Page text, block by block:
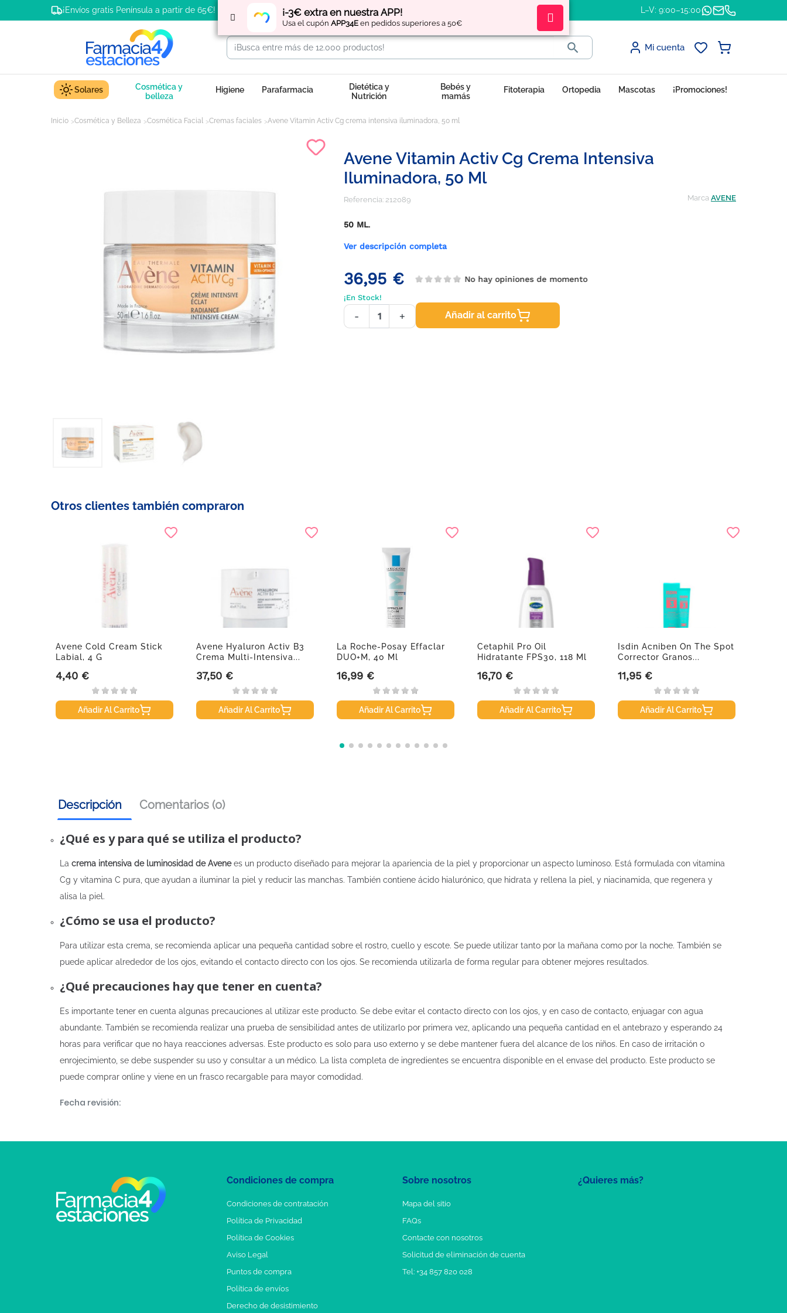
¡-3€ extra en nuestra APP!
Usa el cupón APP34E en pedidos superiores a 50€
¡Envíos gratis Península a partir de 65€! Regístratey obtén L–V: 9:00–15:00
 Mi cuenta
Solares
Cosmética y
belleza
Higiene Parafarmacia
Dietética y
Nutrición
Bebés y
mamás
Fitoterapia Ortopedia Mascotas ¡Promociones!
Inicio Cosmética y Belleza Cosmética Facial Cremas faciales Avene Vitamin Activ Cg crema intensiva iluminadora, 50 ml
Avene Vitamin Activ Cg Crema Intensiva
Iluminadora, 50 Ml
Referencia: 212089 Marca AVENE
50 ML.
Ver descripción completa
36,95 € No hay opiniones de momento
¡En Stock!
- + Añadir al carrito
Otros clientes también compraron
Avene Cold Cream Stick
Labial, 4 G
Precio
4,40 €
Añadir Al Carrito
Avene Hyaluron Activ B3
Crema Multi-Intensiva...
Precio
37,50 €
Añadir Al Carrito
La Roche-Posay Effaclar
DUO+M, 40 Ml
Precio
16,99 €
Añadir Al Carrito
Cetaphil Pro Oil
Hidratante FPS30, 118 Ml
Precio
16,70 €
Añadir Al Carrito
Isdin Acniben On The Spot
Corrector Granos...
Precio
11,95 €
Añadir Al Carrito
Descripción Comentarios (0)
¿Qué es y para qué se utiliza el producto?
La crema intensiva de luminosidad de Avenees un producto diseñado para mejorar la apariencia de la piel y proporcionar un aspecto luminoso. Está formulada con vitamina
Cg y vitamina C pura, que ayudan a iluminar la piel y reducir las manchas. También contiene ácido hialurónico, que hidrata y rellena la piel, y niacinamida, que regenera y
alisa la piel.
¿Cómo se usa el producto?
Para utilizar esta crema, se recomienda aplicar una pequeña cantidad sobre el rostro, cuello y escote. Se puede utilizar tanto por la mañana como por la noche. También se
puede aplicar alrededor de los ojos, evitando el contacto directo con los ojos. Se recomienda utilizarla de forma regular para obtener mejores resultados.
¿Qué precauciones hay que tener en cuenta?
Es importante tener en cuenta algunas precauciones al utilizar este producto. Se debe evitar el contacto directo con los ojos, y en caso de contacto, enjuagar con agua
abundante. También se recomienda realizar una prueba de sensibilidad antes de utilizarlo por primera vez, aplicando una pequeña cantidad en el antebrazo y esperando 24
horas para verificar que no haya reacciones adversas. Este producto es solo para uso externo y se debe mantener fuera del alcance de los niños. En caso de irritación o
enrojecimiento, se debe suspender su uso y consultar a un médico. La lista completa de ingredientes se encuentra disponible en el envase del producto. Este producto se
puede comprar online y viene en un frasco recargable para mayor comodidad.
Fecha revisión:
¿Quieres más?
Condiciones de compra
Condiciones de contratación
Política de Privacidad
Política de Cookies
Aviso Legal
Puntos de compra
Política de envíos
Derecho de desistimiento
Sobre nosotros
Mapa del sitio
FAQs
Contacte con nosotros
Solicitud de eliminación de cuenta
Tel: +34 857 820 028